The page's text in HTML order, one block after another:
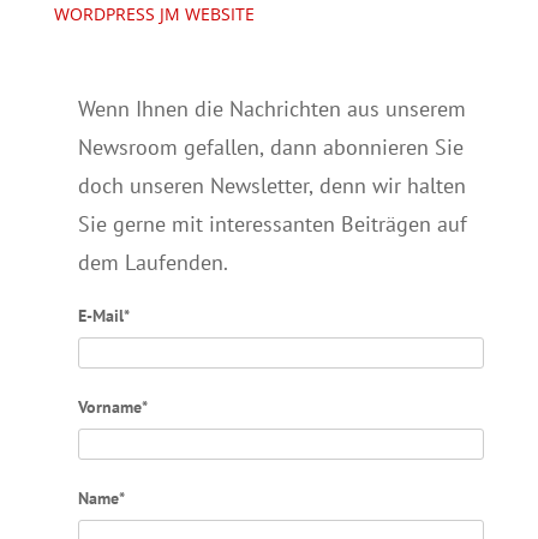
WORDPRESS JM WEBSITE
Wenn Ihnen die Nachrichten aus unserem
Newsroom gefallen, dann abonnieren Sie
doch unseren Newsletter, denn wir halten
Sie gerne mit interessanten Beiträgen auf
dem Laufenden.
E-Mail*
Vorname*
Name*